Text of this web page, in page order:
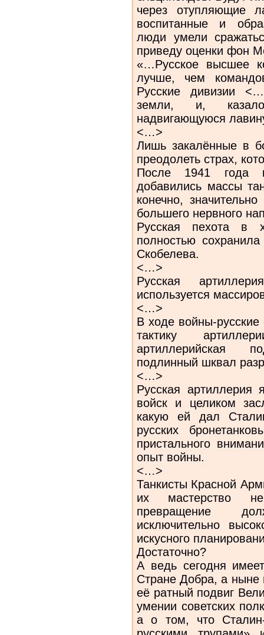
через отупляющие
воспитанные и
люди умели
приведу оценки фон
«…Русское высшее
лучше, чем
Русские дивизии
земли, и,
надвигающуюся
<…>
Лишь закалённые в
преодолеть страх,
После 1941 года
добавились массы
конечно,
большего нервного
Русская пехота в
полностью
Скобелева.
<…>
Русская
используется
<…>
В ходе войны-
тактику
артиллерийская
подлинный шквал
<…>
Русская артиллерия
войск и целиком
какую ей дал
русских
пристального
опыт войны.
<…>
Танкисты Красной
их мастерство
превращение
исключительно
искусного
Достаточно?
А ведь сегодня
Стране Добра, а ныне
её ратный подвиг
умении советских
а о том, что